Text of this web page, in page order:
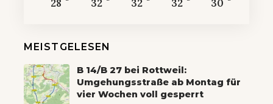
28 32 32 32 30
MEISTGELESEN
B 14/B 27 bei Rottweil:
Umgehungsstraße ab Montag für
vier Wochen voll gesperrt